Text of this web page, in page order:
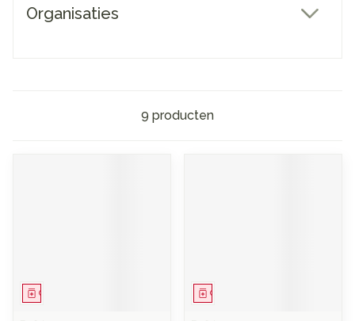
Organisaties
9 producten
Geneesmiddel Geneesmiddel